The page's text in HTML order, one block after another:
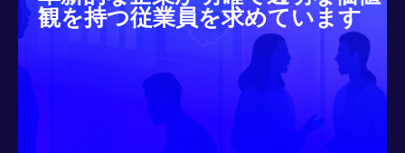
観を持つ従業員を求めています